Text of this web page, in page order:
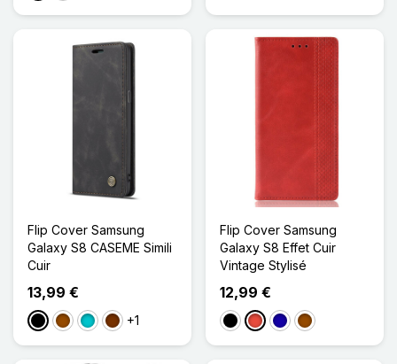
Flip Cover Samsung
Galaxy S8 CASEME Simili
Cuir
13,99 €
NoirMarronTurquoise
Café+1
Flip Cover Samsung
Galaxy S8 Effet Cuir
Vintage Stylisé
12,99 €
NoirRougeBleu Foncé
Marron